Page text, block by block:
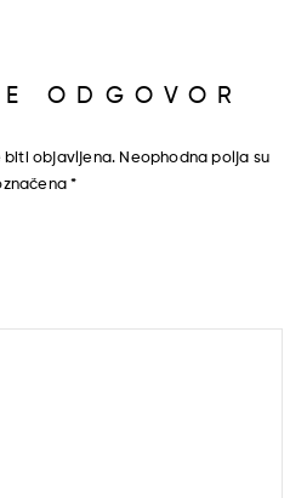
ODGOVOR
biti objavljena. Neophodna polja su
*